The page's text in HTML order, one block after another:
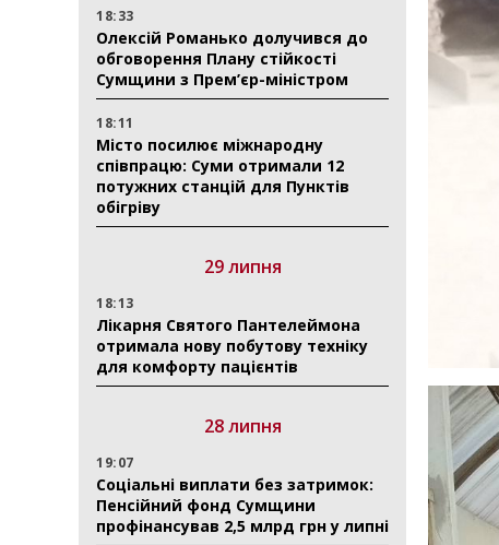
18:33
Олексій Романько долучився до
обговорення Плану стійкості
Сумщини з Прем’єр-міністром
18:11
Місто посилює міжнародну
співпрацю: Суми отримали 12
потужних станцій для Пунктів
обігріву
29 липня
18:13
Лікарня Святого Пантелеймона
отримала нову побутову техніку
для комфорту пацієнтів
28 липня
19:07
Соціальні виплати без затримок:
Пенсійний фонд Сумщини
профінансував 2,5 млрд грн у липні